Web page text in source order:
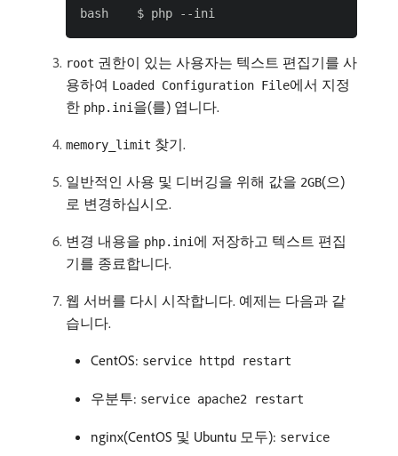
root 권한이 있는 사용자는 텍스트 편집기를 사
용하여 Loaded Configuration File에서 지정
한 php.ini 을(를) 엽니다.
memory_limit 찾기.
일반적인 사용 및 디버깅을 위해 값을 2GB(으)
로 변경하십시오.
변경 내용을 php.ini 에 저장하고 텍스트 편집
기를 종료합니다.
웹 서버를 다시 시작합니다. 예제는 다음과 같
습니다.
CentOS: service httpd restart
우분투: service apache2 restart
nginx(CentOS 및 Ubuntu 모두): service